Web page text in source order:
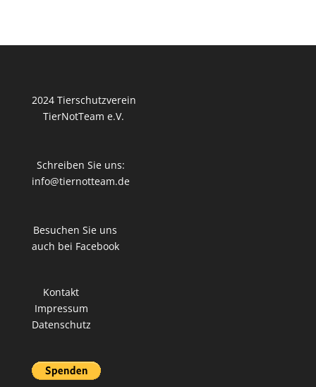
2024 Tierschutzverein
TierNotTeam e.V.
Schreiben Sie uns:
info@tiernotteam.de
Besuchen Sie uns
auch bei Facebook
Kontakt
Impressum
Datenschutz